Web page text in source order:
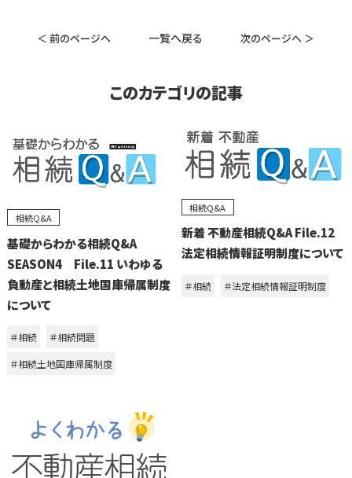
＜ 前のページへ 一覧へ戻る 次のページへ ＞
このカテゴリの記事
相続Q&A
基礎からわかる相続Q&A
SEASON4 File.11 いわゆる
負動産と相続土地国庫帰属制度
について
＃相続
＃相続問題
＃相続土地国庫帰属制度
相続Q&A
新着 不動産相続Q&A File.12
法定相続情報証明制度について
＃相続 ＃法定相続情報証明制度